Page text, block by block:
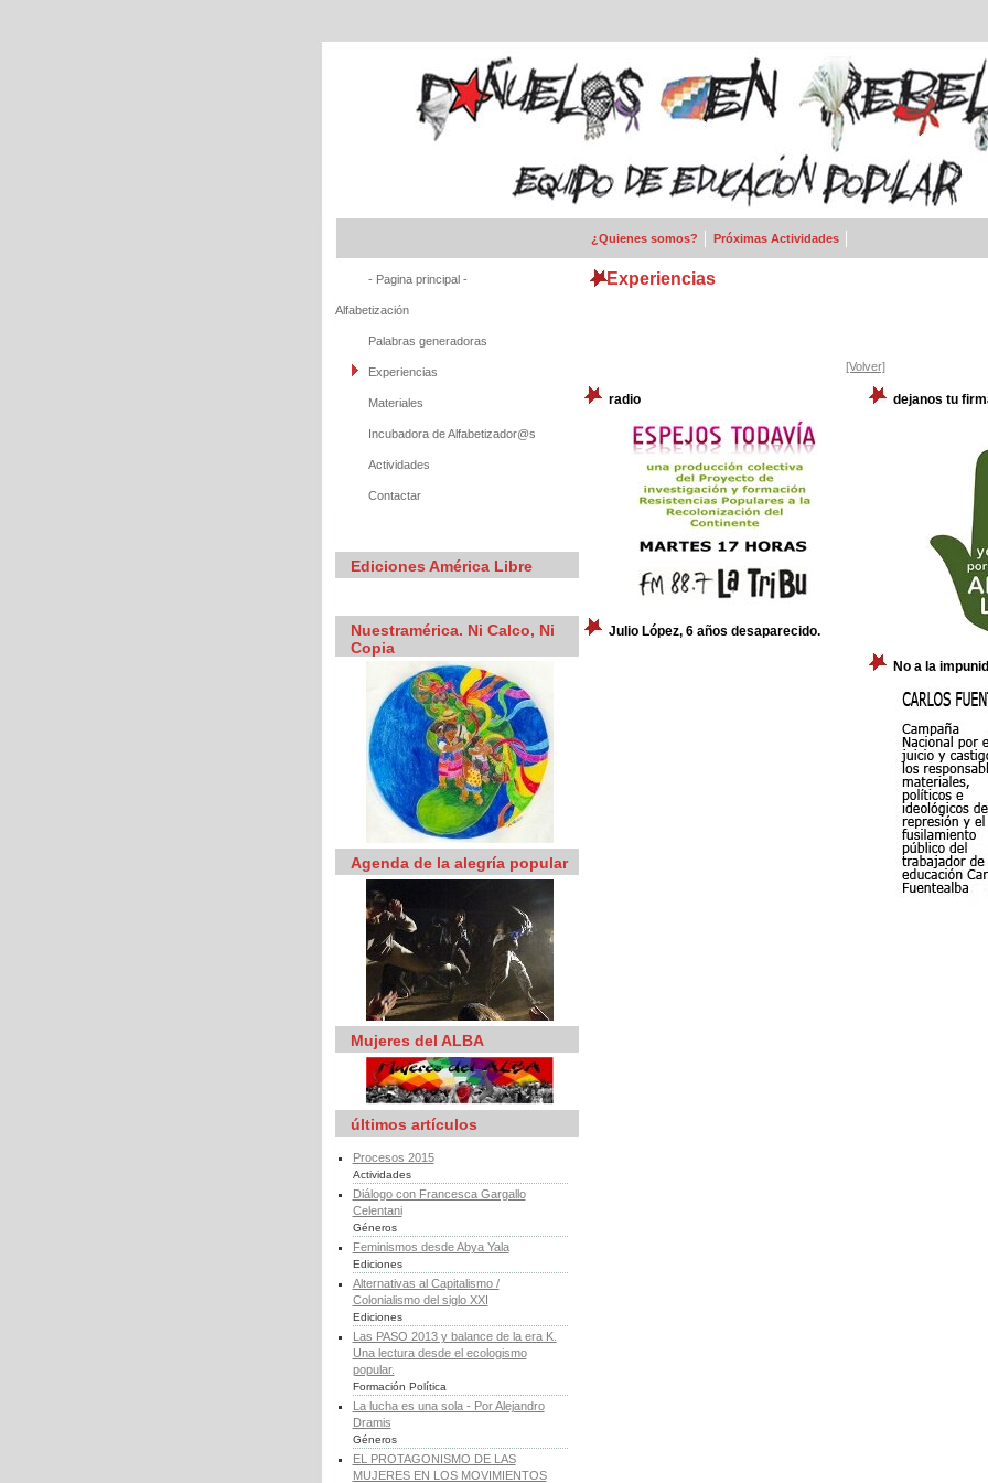
¿Quienes somos? Próximas Actividades
- Pagina principal -
Alfabetización
Palabras generadoras
Experiencias
Materiales
Incubadora de Alfabetizador@s
Actividades
Contactar
Ediciones América Libre
Nuestramérica. Ni Calco, Ni
Copia
Agenda de la alegría popular
Mujeres del ALBA
últimos artículos
Procesos 2015
Actividades
Diálogo con Francesca Gargallo
Celentani
Géneros
Feminismos desde Abya Yala
Ediciones
Alternativas al Capitalismo /
Colonialismo del siglo XXI
Ediciones
Las PASO 2013 y balance de la era K.
Una lectura desde el ecologismo
popular.
Formación Política
La lucha es una sola - Por Alejandro
Dramis
Géneros
EL PROTAGONISMO DE LAS
MUJERES EN LOS MOVIMIENTOS
Experiencias
[Volver]
radio
Julio López, 6 años desaparecido.
dejanos tu
No a la